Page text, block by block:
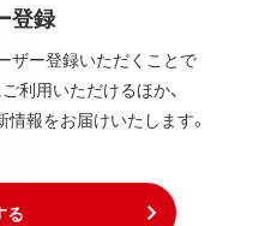
登録
ザー登録いただくことで
利用いただけるほか、
報をお届けいたします。
る